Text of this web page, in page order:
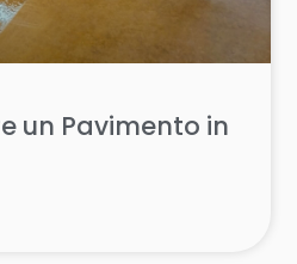
un Pavimento in